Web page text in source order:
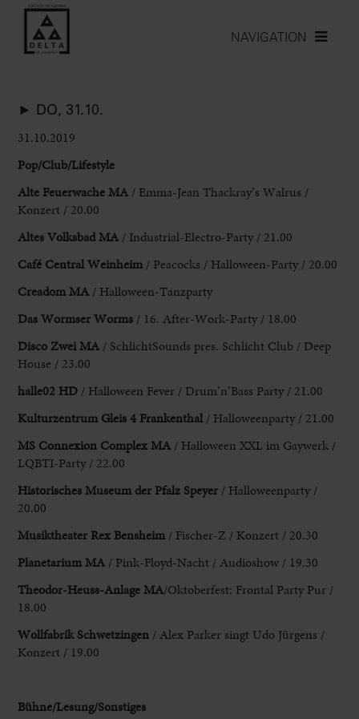
NAVIGATION
► DO, 31.10.
31.10.2019
Pop/Club/Lifestyle
Alte Feuerwache MA / Emma-Jean Thackray’s Walrus /
Konzert / 20.00
Altes Volksbad MA / Industrial-Electro-Party / 21.00
Café Central Weinheim / Peacocks / Halloween-Party / 20.00
Creadom MA / Halloween-Tanzparty
Das Wormser Worms / 16. After-Work-Party / 18.00
Disco Zwei MA / SchlichtSounds pres. Schlicht Club / Deep
House / 23.00
halle02 HD / Halloween Fever / Drum’n’Bass Party / 21.00
Kulturzentrum Gleis 4 Frankenthal/ Halloweenparty / 21.00
MS Connexion Complex MA / Halloween XXL im Gaywerk /
LQBTI-Party / 22.00
Historisches Museum der Pfalz Speyer / Halloweenparty /
20.00
Musiktheater Rex Bensheim / Fischer-Z / Konzert / 20.30
Planetarium MA / Pink-Floyd-Nacht / Audioshow / 19.30
Theodor-Heuss-Anlage MA/Oktoberfest: Frontal Party Pur /
18.00
Wollfabrik Schwetzingen / Alex Parker singt Udo Jürgens /
Konzert / 19.00
Bühne/Lesung/Sonstiges